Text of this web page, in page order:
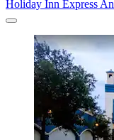
Holiday Inn Express